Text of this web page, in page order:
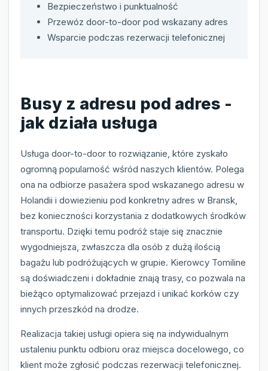
Bezpieczeństwo i punktualność
Przewóz door-to-door pod wskazany adres
Wsparcie podczas rezerwacji telefonicznej
Busy z adresu pod adres -
jak działa usługa
Usługa door-to-door to rozwiązanie, które zyskało
ogromną popularność wśród naszych klientów. Polega
ona na odbiorze pasażera spod wskazanego adresu w
Holandii i dowiezieniu pod konkretny adres w Bransk,
bez konieczności korzystania z dodatkowych środków
transportu. Dzięki temu podróż staje się znacznie
wygodniejsza, zwłaszcza dla osób z dużą ilością
bagażu lub podróżujących w grupie. Kierowcy Tomiline
są doświadczeni i dokładnie znają trasy, co pozwala na
bieżąco optymalizować przejazd i unikać korków czy
innych przeszkód na drodze.
Realizacja takiej usługi opiera się na indywidualnym
ustaleniu punktu odbioru oraz miejsca docelowego, co
klient może zgłosić podczas rezerwacji telefonicznej.